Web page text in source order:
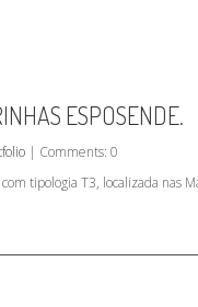
ESPOSENDE.
| Comments: 0
tipologia T3, localizada nas